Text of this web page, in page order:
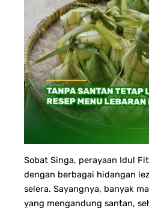
Sobat Singa, perayaan Idul
dengan berbagai hidangan
selera. Sayangnya, banyak
yang mengandung santan,